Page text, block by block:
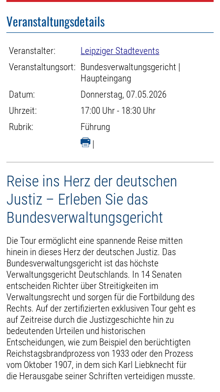
Veranstaltungsdetails
Veranstalter:
Leipziger Stadtevents
Veranstaltungsort: Bundesverwaltungsgericht |
Haupteingang
Datum:
Donnerstag, 07.05.2026
Uhrzeit:
17:00 Uhr - 18:30 Uhr
Rubrik:
Führung
|
Reise ins Herz der deutschen
Justiz – Erleben Sie das
Bundesverwaltungsgericht
Die Tour ermöglicht eine spannende Reise mitten
hinein in dieses Herz der deutschen Justiz. Das
Bundesverwaltungsgericht ist das höchste
Verwaltungsgericht Deutschlands. In 14 Senaten
entscheiden Richter über Streitigkeiten im
Verwaltungsrecht und sorgen für die Fortbildung des
Rechts. Auf der zertifizierten exklusiven Tour geht es
auf Zeitreise durch die Justizgeschichte hin zu
bedeutenden Urteilen und historischen
Entscheidungen, wie zum Beispiel den berüchtigten
Reichstagsbrandprozess von 1933 oder den Prozess
vom Oktober 1907, in dem sich Karl Liebknecht für
die Herausgabe seiner Schriften verteidigen musste.